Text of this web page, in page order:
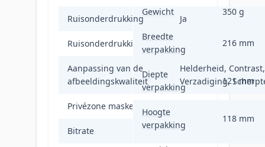
Ruisonderdrukking Ja
Ruisonderdrukkingstechnologie3D-
Aanpassing van de
afbeeldingskwaliteit
Helderheid, Contrast,
Verzadiging,
Privézone maskeren
Bitrate 32 Kbps - 8 Mbps
Gewicht 350 g
Breedte
verpakking
216 mm
Diepte
verpakking
121 mm
Hoogte
verpakking
118 mm